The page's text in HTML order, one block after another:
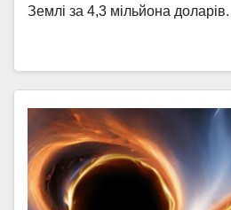
Землі за 4,3 мільйона доларів.